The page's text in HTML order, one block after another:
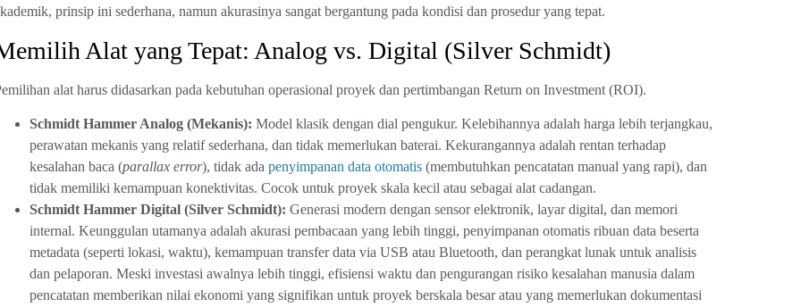
prinsip ini sederhana, namun akurasinya sangat bergantung pada kondisi dan prosedur yang tepat.
Alat yang Tepat: Analog vs. Digital (Silver Schmidt)
alat harus didasarkan pada kebutuhan operasional proyek dan pertimbangan Return on Investment (ROI).
Schmidt Hammer Analog (Mekanis): Model klasik dengan dial pengukur. Kelebihannya adalah harga lebih terjangkau,
perawatan mekanis yang relatif sederhana, dan tidak memerlukan baterai. Kekurangannya adalah rentan terhadap
kesalahan baca (parallax error), tidak ada penyimpanan data otomatis(membutuhkan pencatatan manual yang rapi), dan
tidak memiliki kemampuan konektivitas. Cocok untuk proyek skala kecil atau sebagai alat cadangan.
Schmidt Hammer Digital (Silver Schmidt): Generasi modern dengan sensor elektronik, layar digital, dan memori
internal. Keunggulan utamanya adalah akurasi pembacaan yang lebih tinggi, penyimpanan otomatis ribuan data beserta
metadata (seperti lokasi, waktu), kemampuan transfer data via USB atau Bluetooth, dan perangkat lunak untuk analisis
dan pelaporan. Meski investasi awalnya lebih tinggi, efisiensi waktu dan pengurangan risiko kesalahan manusia dalam
pencatatan memberikan nilai ekonomi yang signifikan untuk proyek berskala besar atau yang memerlukan dokumentasi